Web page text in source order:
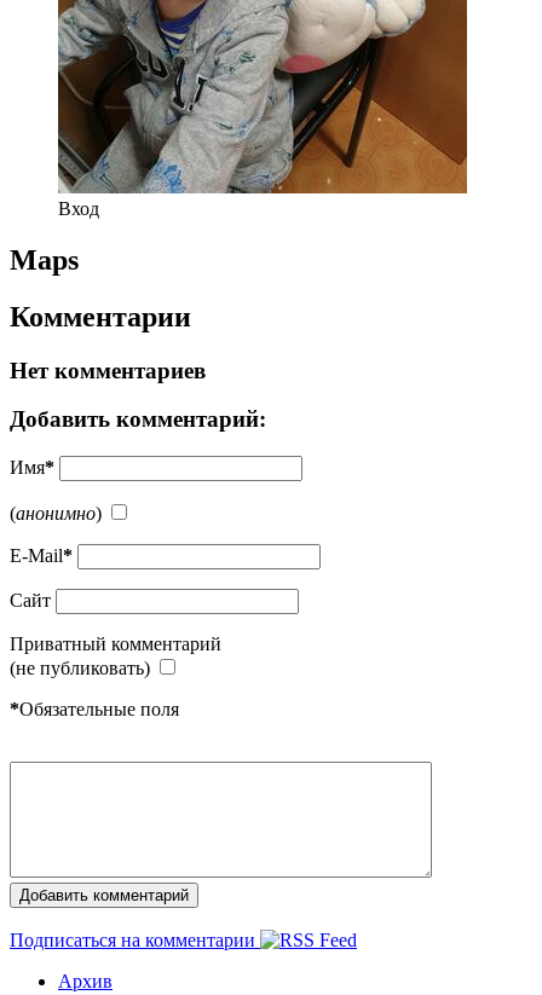
Вход
Maps
Комментарии
Нет комментариев
Добавить комментарий:
Имя*
(анонимно)
E-Mail*
Сайт
Приватный комментарий
(не публиковать)
*Обязательные поля
Подписаться на комментарии
Архив